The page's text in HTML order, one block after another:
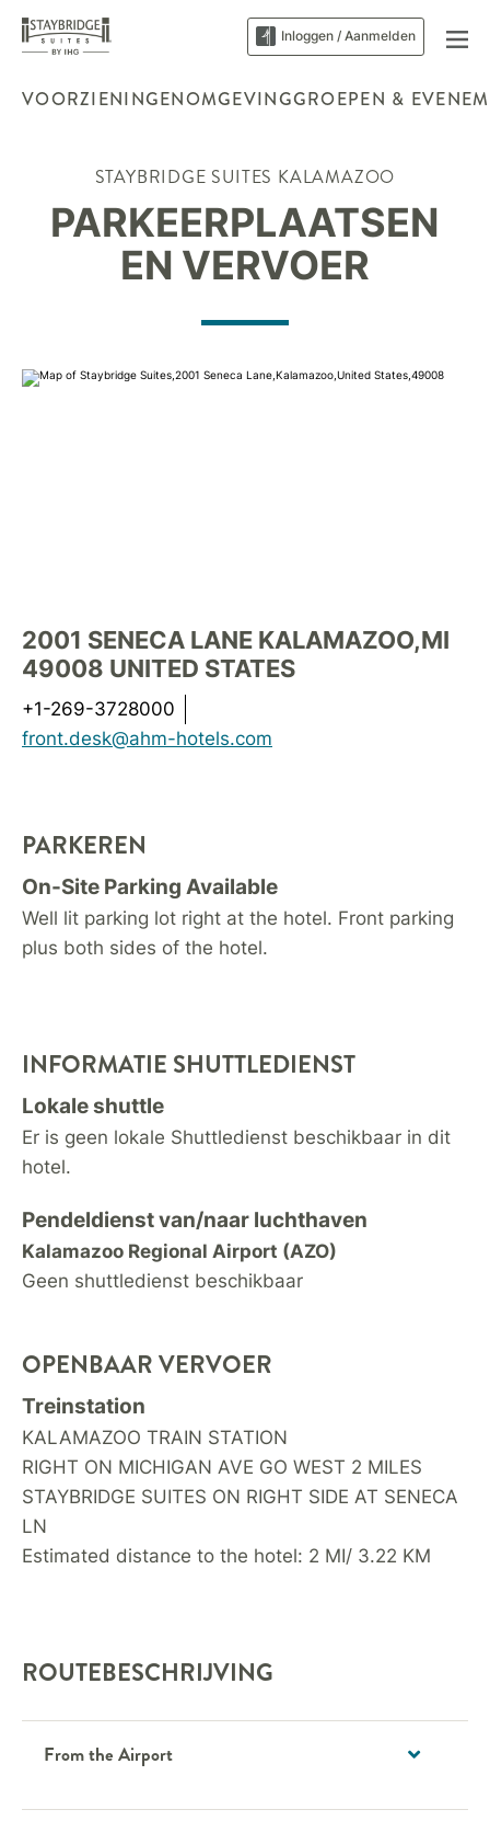
Inloggen / Aanmelden
VOORZIENINGENOMGEVINGGROEPEN &
STAYBRIDGE SUITES KALAMAZOO
PARKEERPLAATSEN
EN VERVOER
2001 SENECA LANE KALAMAZOO,MI
49008 UNITED STATES
+1-269-3728000
front.desk@ahm-hotels.com
PARKEREN
On-Site Parking Available
Well lit parking lot right at the hotel. Front parking
plus both sides of the hotel.
INFORMATIE SHUTTLEDIENST
Lokale shuttle
Er is geen lokale Shuttledienst beschikbaar in dit
hotel.
Pendeldienst van/naar luchthaven
Kalamazoo Regional Airport (AZO)
Geen shuttledienst beschikbaar
OPENBAAR VERVOER
Treinstation
KALAMAZOO TRAIN STATION
RIGHT ON MICHIGAN AVE GO WEST 2 MILES
STAYBRIDGE SUITES ON RIGHT SIDE AT SENECA
LN
Estimated distance to the hotel: 2 MI/ 3.22 KM
ROUTEBESCHRIJVING
From the Airport